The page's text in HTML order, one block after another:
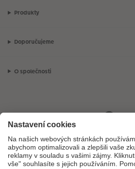
Produkty
Doporučujeme
O společnosti
Máte-li jakékoli dotazy týkající se
neváhejte nás kontaktovat:+ 420 272 071